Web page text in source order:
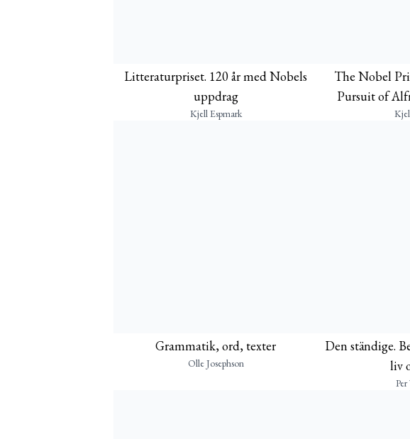
Litteraturpriset. 120 år med Nobels
uppdrag
Kjell Espmark
The Nobel
Pursuit of
Grammatik, ord, texter
Olle Josephson
Den ständige.
liv